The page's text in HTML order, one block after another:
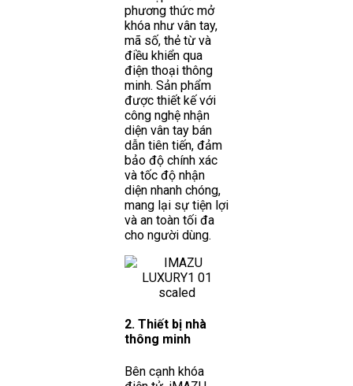
phương thức mở
khóa như vân tay,
mã số, thẻ từ và
điều khiển qua
điện thoại thông
minh. Sản phẩm
được thiết kế với
công nghệ nhận
diện vân tay bán
dẫn tiên tiến, đảm
bảo độ chính xác
và tốc độ nhận
diện nhanh chóng,
mang lại sự tiện lợi
và an toàn tối đa
cho người dùng.
2. Thiết bị nhà
thông minh
Bên cạnh khóa